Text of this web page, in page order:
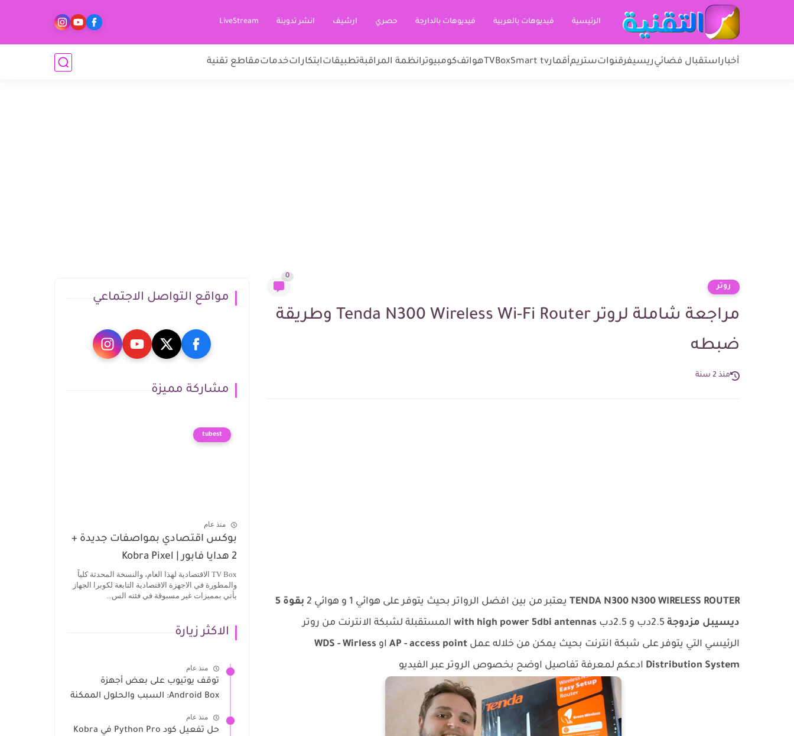
الرئيسية فيديوهات بالعربية فيديوهات بالدارجة حصري ارشيف انشر تدوينة LiveStream
أخباراستقبال فضائيريسيفرقنواتستريمأقمارSmart tv
TVBox هواتفكومبيوترانظمة المراقبةتطبيقاتابتكاراتخدماتمقاطع تقنية
روتر
0
مراجعة شاملة لروتر Tenda N300 Wireless Wi-Fi Router وطريقة
ضبطه
منذ 2 سنة
TENDA N300 N300 WIRELESS ROUTER يعتبر من بين افضل الرواتر بحيث يتوفر على هوائي 1 و هوائي 2
بقوة 5
ديسيبل مزدوجة 2.5دب و 2.5دب with high power 5dbi antennas المستقبلة لشبكة الانترنت من روتر
الرئيسي التي يتوفر على شبكة انترنت بحيث يمكن من خلاله عمل AP - access point او WDS - Wirless
Distribution System ادعكم لمعرفة تفاصيل اوضح بخصوص الروتر عبر الفيديو
مواقع التواصل الاجتماعي
مشاركة مميزة
tubest
منذ عام
بوكس اقتصادي بمواصفات جديدة +
2 هدايا فابور | Kobra Pixel
TV Box الاقتصادية لهذا العام، والنسخة المحدثة كلياً
والمطورة في الاجهزة الاقتصادية التابعة لكوبرا الجهاز
يأتي بمميزات غير مسبوقة في فئته الس...
الاكثر زيارة
منذ عام
توقف يوتيوب على بعض أجهزة
Android Box: السبب والحلول الممكنة
منذ عام
حل تفعيل كود Python Pro في Kobra